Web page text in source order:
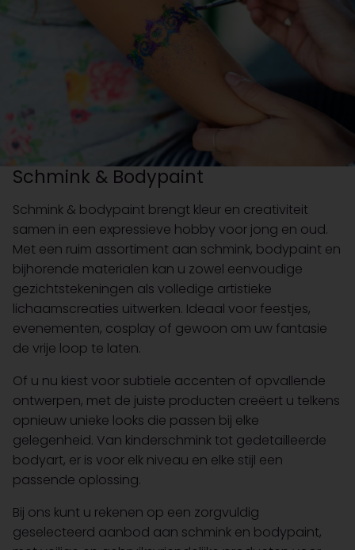
Schmink & Bodypaint
Schmink & bodypaint brengt kleur en creativiteit
samen in een expressieve hobby voor jong en oud.
Met een ruim assortiment aan schmink, bodypaint en
bijhorende materialen kan u zowel eenvoudige
gezichtstekeningen als volledige artistieke
lichaamscreaties uitwerken. Ideaal voor feestjes,
evenementen, cosplay of gewoon om uw fantasie
de vrije loop te laten.
Of u nu kiest voor subtiele accenten of opvallende
ontwerpen, met de juiste producten creëert u telkens
opnieuw unieke looks die passen bij elke
gelegenheid. Van kinderschmink tot gedetailleerde
bodyart, er is voor elk niveau en elke stijl een
passende oplossing.
Bij ons kunt u rekenen op een zorgvuldig
geselecteerd aanbod aan schmink en bodypaint,